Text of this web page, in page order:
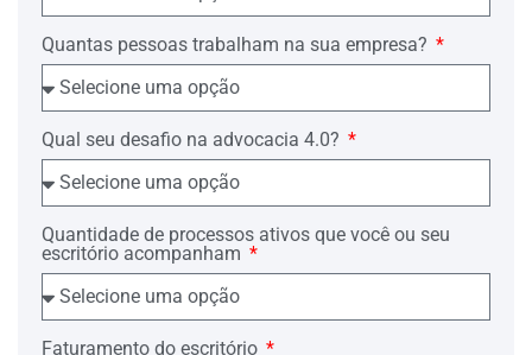
Quantas pessoas trabalham na sua empresa?
Qual seu desafio na advocacia 4.0?
Quantidade de processos ativos que você ou seu
escritório acompanham
Faturamento do escritório